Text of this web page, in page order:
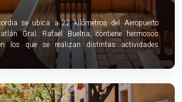
se ubica a 22 kilómetros del Aeropuerto
Gral. Rafael Buelna; contiene hermosos
los que se realizan distintas actividades